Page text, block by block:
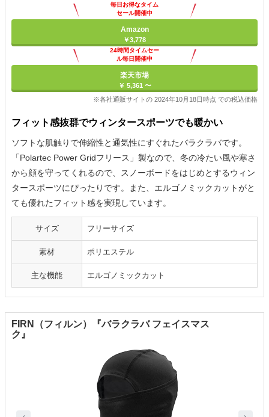
毎日お得なタイム
セール開催中
Amazon
￥3,778
24時間タイムセー
ル毎日開催中
楽天市場
￥ 5,361 〜
※各社通販サイトの 2024年10月18日時点 での税込価格
フィット感抜群でウィンタースポーツでも暖かい
ソフトな肌触りで伸縮性と通気性にすぐれたバラクラバです。
「Polartec Power Gridフリース」製なので、冬の冷たい風や寒さ
から顔を守ってくれるので、スノーボードをはじめとするウィン
タースポーツにぴったりです。また、エルゴノミックカットがと
ても優れたフィット感を実現しています。
サイズ フリーサイズ
素材 ポリエステル
主な機能 エルゴノミックカット
FIRN（フィルン）『バラクラバ フェイスマス
ク』